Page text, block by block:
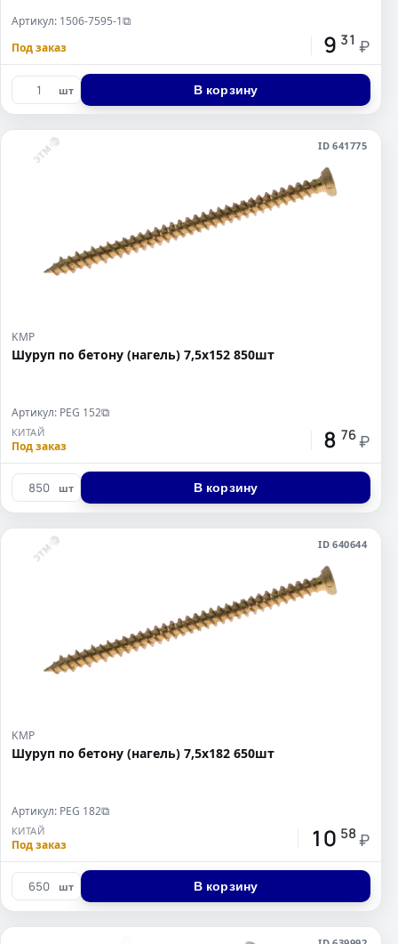
Артикул: 1506-7595-1⧉
Под заказ 9 31 ₽
шт В корзину
ID 641775
KMP
Шуруп по бетону (нагель) 7,5x152 850шт
Артикул: PEG 152⧉
КИТАЙ
Под заказ 8 76 ₽
шт В корзину
ID 640644
KMP
Шуруп по бетону (нагель) 7,5x182 650шт
Артикул: PEG 182⧉
КИТАЙ
Под заказ 10 58 ₽
шт В корзину